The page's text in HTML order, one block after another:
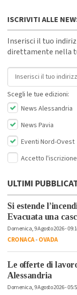
ISCRIVITI ALLE
Inserisci il tuo
direttamente nella
Indirizzo email
Scegli le tue edizioni:
News Alessandria
News Pavia
Eventi Nord-Ovest
Accetto
ULTIMI
Si estende
Evacuata una
Domenica, 9 Agosto 2026 -
CRONACA-OVADA
Le offerte di
Alessandria
Domenica, 9 Agosto 2026 -